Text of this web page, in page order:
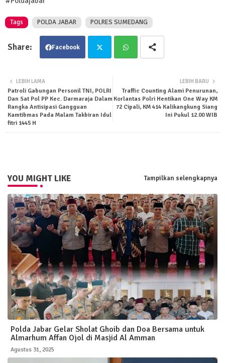
Tags POLDA JABAR POLRES SUMEDANG
Facebook
ter tsa
LEBIH BARU
Traffic Counting Alami Penurunan,
Korlantas Polri Hentikan One Way KM
72 Cipali, KM 414 Kalikangkung Siang
Ini Pukul 12.00 WIB
LEBIH LAMA
Patroli Gabungan Personil TNI, POLRI
Dan Sat Pol PP Kec. Darmaraja Dalam
Rangka Antisipasi Gangguan
Kamtibmas Pada Malam Takbiran Idul
fitri 1445 H
YOU MIGHT LIKE Tampilkan selengkapnya
Polda Jabar Gelar Sholat Ghoib dan Doa Bersama untuk
Almarhum Affan Ojol di Masjid Al Amman
Agustus 31, 2025